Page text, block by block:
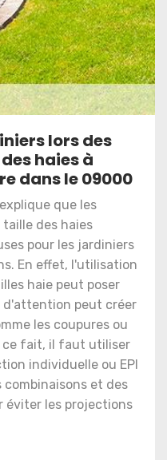
lors des
haies à
dans le 09000
que les
des haies
pour les jardiniers
En effet, l'utilisation
haie peut poser
d'attention peut créer
les coupures ou
ce fait, il faut utiliser
individuelle ou EPI
et des
éviter les projections